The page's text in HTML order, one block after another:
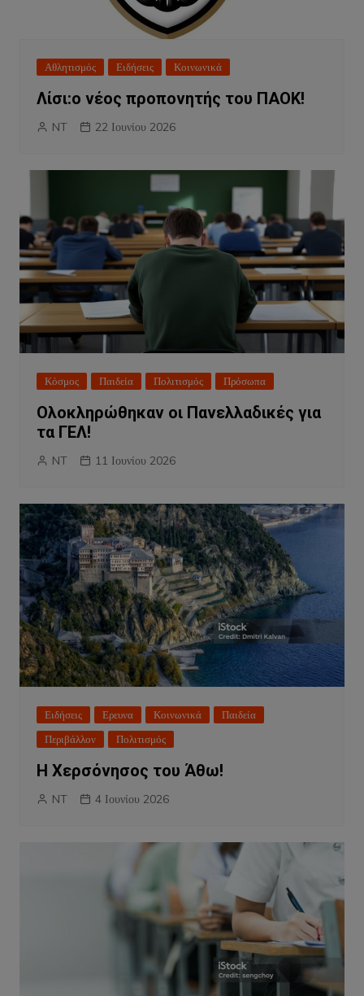
Αθλητισμός Ειδήσεις Κοινωνικά
Λίσι:ο νέος προπονητής του ΠΑΟΚ!
NT 22 Ιουνίου 2026
Κόσμος Παιδεία Πολιτισμός Πρόσωπα
Ολοκληρώθηκαν οι Πανελλαδικές για
τα ΓΕΛ!
NT 11 Ιουνίου 2026
Ειδήσεις Ερευνα Κοινωνικά
Παιδεία
Περιβάλλον
Πολιτισμός
Η Χερσόνησος του Άθω!
NT 4 Ιουνίου 2026